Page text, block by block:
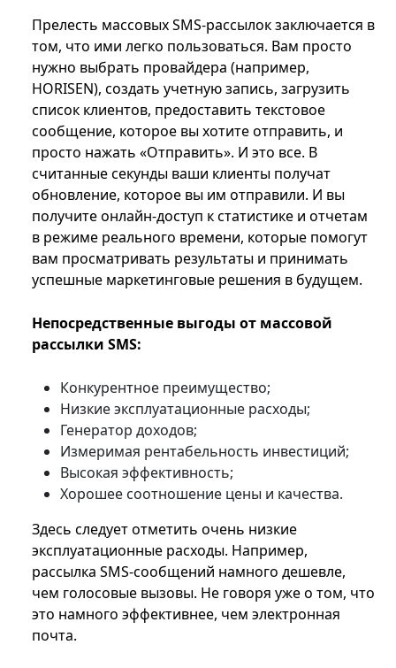
Прелесть массовых SMS-рассылок заключается в
том, что ими легко пользоваться. Вам просто
нужно выбрать провайдера (например,
HORISEN), создать учетную запись, загрузить
список клиентов, предоставить текстовое
сообщение, которое вы хотите отправить, и
просто нажать «Отправить». И это все. В
считанные секунды ваши клиенты получат
обновление, которое вы им отправили. И вы
получите онлайн-доступ к статистике и отчетам
в режиме реального времени, которые помогут
вам просматривать результаты и принимать
успешные маркетинговые решения в будущем.
Непосредственные выгоды от массовой
рассылки SMS:
Конкурентное преимущество;
Низкие эксплуатационные расходы;
Генератор доходов;
Измеримая рентабельность инвестиций;
Высокая эффективность;
Хорошее соотношение цены и качества.
Здесь следует отметить очень низкие
эксплуатационные расходы. Например,
рассылка SMS-сообщений намного дешевле,
чем голосовые вызовы. Не говоря уже о том, что
это намного эффективнее, чем электронная
почта.